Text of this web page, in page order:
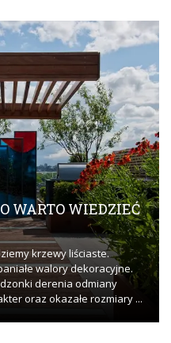
WARTO WIEDZIEĆ
krzewy liściaste.
walory dekoracyjne.
derenia odmiany
oraz okazałe rozmiary ...